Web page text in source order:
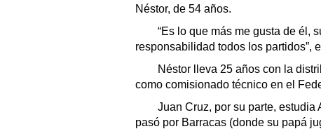
Néstor, de 54 años.
“Es lo que más me gusta de él,
responsabilidad todos los partidos”,
Néstor lleva 25 años con la
como comisionado técnico en el
Juan Cruz, por su parte, estudia
pasó por Barracas (donde su papá